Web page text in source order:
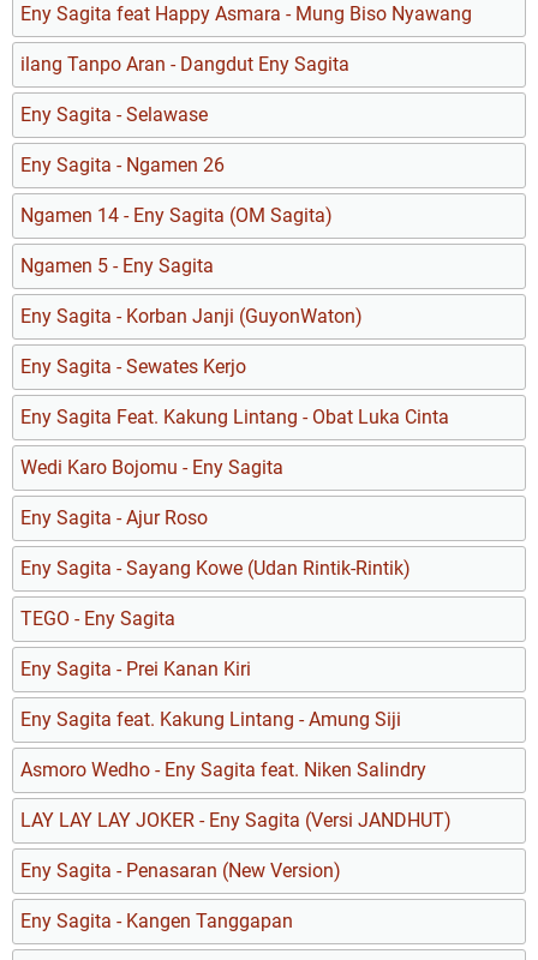
Eny Sagita feat Happy Asmara - Mung Biso Nyawang
ilang Tanpo Aran - Dangdut Eny Sagita
Eny Sagita - Selawase
Eny Sagita - Ngamen 26
Ngamen 14 - Eny Sagita (OM Sagita)
Ngamen 5 - Eny Sagita
Eny Sagita - Korban Janji (GuyonWaton)
Eny Sagita - Sewates Kerjo
Eny Sagita Feat. Kakung Lintang - Obat Luka Cinta
Wedi Karo Bojomu - Eny Sagita
Eny Sagita - Ajur Roso
Eny Sagita - Sayang Kowe (Udan Rintik-Rintik)
TEGO - Eny Sagita
Eny Sagita - Prei Kanan Kiri
Eny Sagita feat. Kakung Lintang - Amung Siji
Asmoro Wedho - Eny Sagita feat. Niken Salindry
LAY LAY LAY JOKER - Eny Sagita (Versi JANDHUT)
Eny Sagita - Penasaran (New Version)
Eny Sagita - Kangen Tanggapan